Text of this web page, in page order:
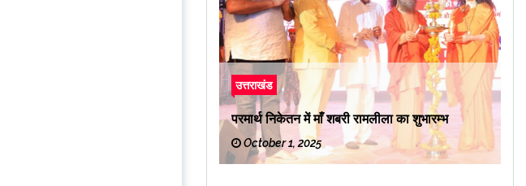
उत्तराखंड
परमार्थ निकेतन में माँ शबरी रामलीला का शुभारम्भ
October 1, 2025